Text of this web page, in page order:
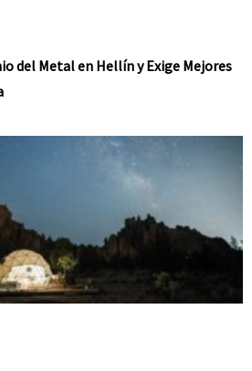
del Metal en Hellín y Exige Mejores